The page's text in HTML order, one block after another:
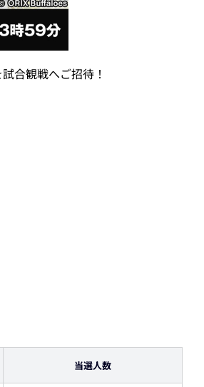
合観戦へご招待！
当選人数